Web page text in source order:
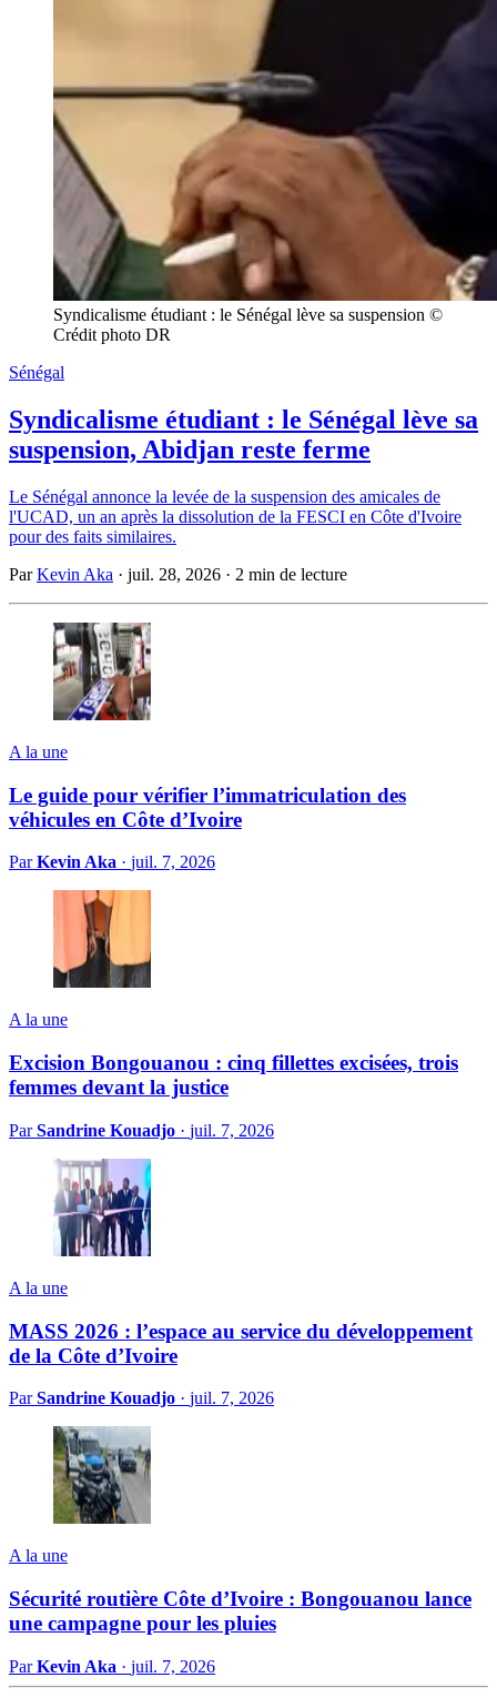
Syndicalisme étudiant : le Sénégal lève sa suspension ©
Crédit photo DR
Sénégal
Syndicalisme étudiant : le Sénégal lève sa
suspension, Abidjan reste ferme
Le Sénégal annonce la levée de la suspension des amicales de
l'UCAD, un an après la dissolution de la FESCI en Côte d'Ivoire
pour des faits similaires.
ParKevin Aka · juil. 28, 2026 · 2 min de lecture
A la une
Le guide pour vérifier l’immatriculation des
véhicules en Côte d’Ivoire
ParKevin Aka · juil. 7, 2026
A la une
Excision Bongouanou : cinq fillettes excisées, trois
femmes devant la justice
ParSandrine Kouadjo · juil. 7, 2026
A la une
MASS 2026 : l’espace au service du développement
de la Côte d’Ivoire
ParSandrine Kouadjo · juil. 7, 2026
A la une
Sécurité routière Côte d’Ivoire : Bongouanou lance
une campagne pour les pluies
ParKevin Aka · juil. 7, 2026